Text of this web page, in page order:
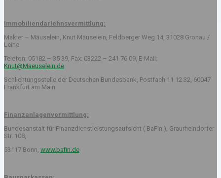
Immobiliendarlehnsvermittlung:
Makler – Mäuselein, Knut Mäuselein, Feldberger Weg 14, 31028 Gronau /
Leine
Telefon: 05182 – 35 39, Fax: 03222 – 241 76 09, E-Mail:
Knut@Maeuselein.de
Schlichtungsstelle der Deutschen Bundesbank, Postfach 11 12 32, 60047
Frankfurt am Main
Finanzanlagenvermittlung:
Bundesanstalt für Finanzdienstleistungsaufsicht ( BaFin ), Graurheindorfer
Str. 108,
53117 Bonn, www.bafin.de